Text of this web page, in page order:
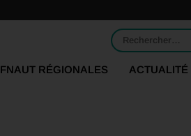
Rechercher :
FNAUT RÉGIONALES ACTUALITÉ